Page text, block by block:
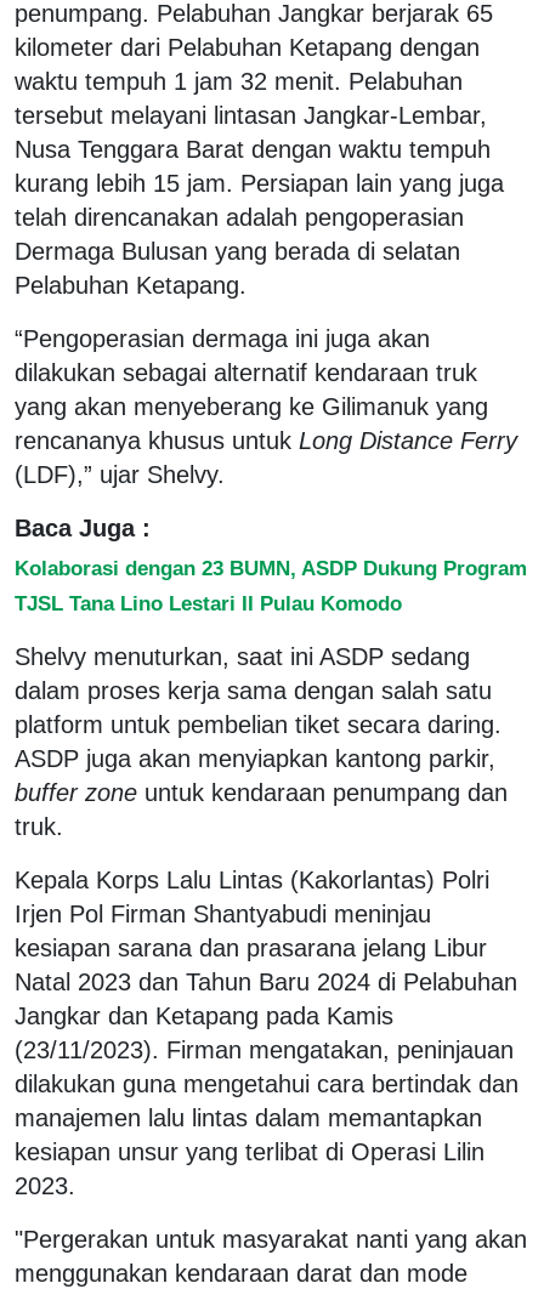
penumpang. Pelabuhan Jangkar berjarak 65
kilometer dari Pelabuhan Ketapang dengan
waktu tempuh 1 jam 32 menit. Pelabuhan
tersebut melayani lintasan Jangkar-Lembar,
Nusa Tenggara Barat dengan waktu tempuh
kurang lebih 15 jam. Persiapan lain yang juga
telah direncanakan adalah pengoperasian
Dermaga Bulusan yang berada di selatan
Pelabuhan Ketapang.
“Pengoperasian dermaga ini juga akan
dilakukan sebagai alternatif kendaraan truk
yang akan menyeberang ke Gilimanuk yang
rencananya khusus untuk Long Distance Ferry
(LDF),” ujar Shelvy.
Baca Juga :
Kolaborasi dengan 23 BUMN, ASDP Dukung Program
TJSL Tana Lino Lestari II Pulau Komodo
Shelvy menuturkan, saat ini ASDP sedang
dalam proses kerja sama dengan salah satu
platform untuk pembelian tiket secara daring.
ASDP juga akan menyiapkan kantong parkir,
buffer zone untuk kendaraan penumpang dan
truk.
Kepala Korps Lalu Lintas (Kakorlantas) Polri
Irjen Pol Firman Shantyabudi meninjau
kesiapan sarana dan prasarana jelang Libur
Natal 2023 dan Tahun Baru 2024 di Pelabuhan
Jangkar dan Ketapang pada Kamis
(23/11/2023). Firman mengatakan, peninjauan
dilakukan guna mengetahui cara bertindak dan
manajemen lalu lintas dalam memantapkan
kesiapan unsur yang terlibat di Operasi Lilin
2023.
"Pergerakan untuk masyarakat nanti yang akan
menggunakan kendaraan darat dan mode